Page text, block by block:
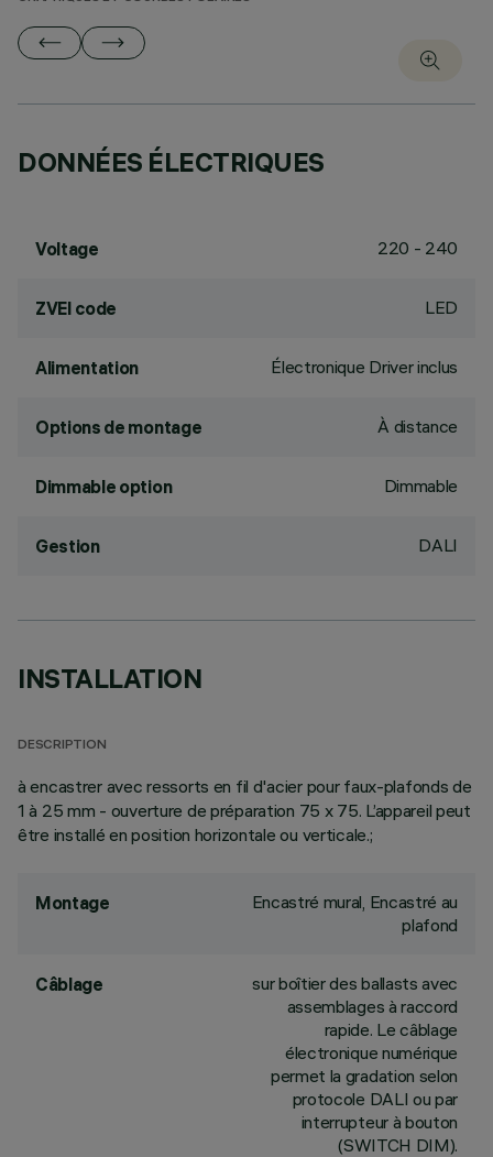
DONNÉES ÉLECTRIQUES
Voltage 220 - 240
ZVEI code LED
Alimentation Électronique Driver inclus
Options de montage À distance
Dimmable option Dimmable
Gestion DALI
INSTALLATION
DESCRIPTION
à encastrer avec ressorts en fil d'acier pour faux-plafonds de
1 à 25 mm - ouverture de préparation 75 x 75. L’appareil peut
être installé en position horizontale ou verticale.;
Montage
Encastré mural, Encastré au
plafond
Câblage
sur boîtier des ballasts avec
assemblages à raccord
rapide. Le câblage
électronique numérique
permet la gradation selon
protocole DALI ou par
interrupteur à bouton
(SWITCH DIM).